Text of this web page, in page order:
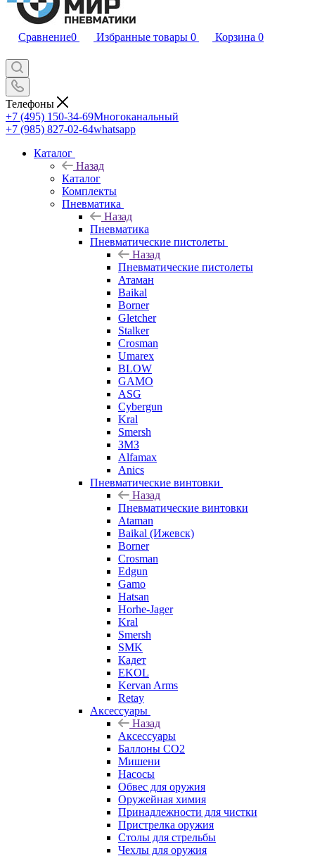
Сравнение0 Избранные товары 0 Корзина 0
Телефоны
+7 (495) 150-34-69Многоканальный
+7 (985) 827-02-64whatsapp
Каталог
Назад
Каталог
Комплекты
Пневматика
Назад
Пневматика
Пневматические пистолеты
Назад
Пневматические пистолеты
Атаман
Baikal
Borner
Gletcher
Stalker
Crosman
Umarex
BLOW
GAMO
ASG
Cybergun
Kral
Smersh
ЗМЗ
Alfamax
Anics
Пневматические винтовки
Назад
Пневматические винтовки
Ataman
Baikal (Ижевск)
Borner
Crosman
Edgun
Gamo
Hatsan
Horhe-Jager
Kral
Smersh
SMK
Кадет
EKOL
Kervan Arms
Retay
Аксессуары
Назад
Аксессуары
Баллоны СО2
Мишени
Насосы
Обвес для оружия
Оружейная химия
Принадлежности для чистки
Пристрелка оружия
Столы для стрельбы
Чехлы для оружия